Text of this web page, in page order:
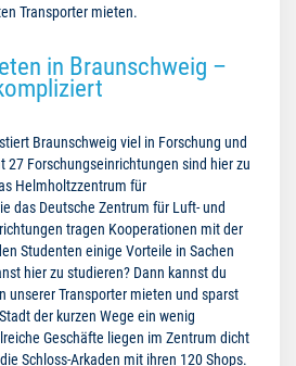
Transporter mieten.
in Braunschweig –
Braunschweig viel in Forschung und
27 Forschungseinrichtungen sind hier zu
Helmholtzzentrum für
das Deutsche Zentrum für Luft- und
tragen Kooperationen mit der
Studenten einige Vorteile in Sachen
hier zu studieren? Dann kannst du
unserer Transporter mieten und sparst
der kurzen Wege ein wenig
Geschäfte liegen im Zentrum dicht
Schloss-Arkaden mit ihren 120 Shops.